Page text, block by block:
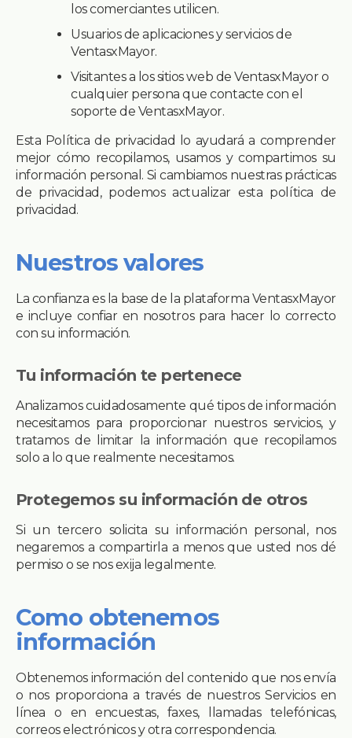
los comerciantes utilicen.
Usuarios de aplicaciones y servicios de
VentasxMayor.
Visitantes a los sitios web de VentasxMayor o
cualquier persona que contacte con el
soporte de VentasxMayor.
Esta Política de privacidad lo ayudará a comprender
mejor cómo recopilamos, usamos y compartimos su
información personal. Si cambiamos nuestras prácticas
de privacidad, podemos actualizar esta política de
privacidad.
Nuestros valores
La confianza es la base de la plataforma VentasxMayor
e incluye confiar en nosotros para hacer lo correcto
con su información.
Tu información te pertenece
Analizamos cuidadosamente qué tipos de información
necesitamos para proporcionar nuestros servicios, y
tratamos de limitar la información que recopilamos
solo a lo que realmente necesitamos.
Protegemos su información de otros
Si un tercero solicita su información personal, nos
negaremos a compartirla a menos que usted nos dé
permiso o se nos exija legalmente.
Como obtenemos
información
Obtenemos información del contenido que nos envía
o nos proporciona a través de nuestros Servicios en
línea o en encuestas, faxes, llamadas telefónicas,
correos electrónicos y otra correspondencia.